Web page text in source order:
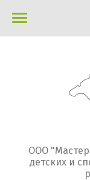
ООО
детских и